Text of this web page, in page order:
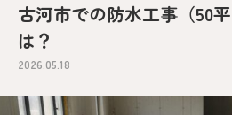
古河市での防水工事（50
は？
2026.05.18